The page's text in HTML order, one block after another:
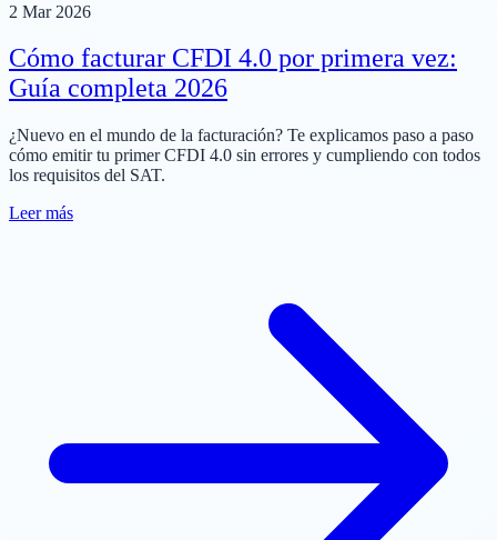
2 Mar 2026
Cómo facturar CFDI 4.0 por primera vez:
Guía completa 2026
¿Nuevo en el mundo de la facturación? Te explicamos paso a paso
cómo emitir tu primer CFDI 4.0 sin errores y cumpliendo con todos
los requisitos del SAT.
Leer más